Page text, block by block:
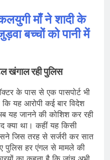
माँ ने शादी के
बच्चों को पानी में
खंगाल रही पुलिस
के पास से एक पासपोर्ट भी
यह आरोपी कई बार विदेश
यह जानने की कोशिश कर रही
क्या था। कहीं यह किसी
जिस तरह से सर्जरी कर सात
पुलिस हर एंगल से मामले की